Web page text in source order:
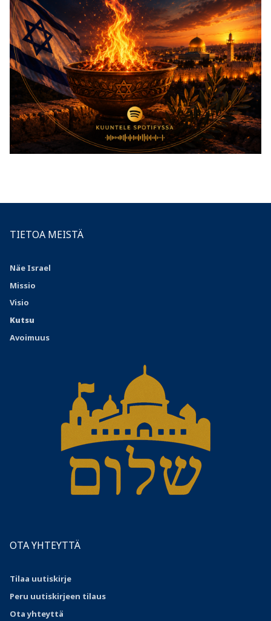
TIETOA MEISTÄ
Näe Israel
Missio
Visio
Kutsu
Avoimuus
OTA YHTEYTTÄ
Tilaa uutiskirje
Peru uutiskirjeen tilaus
Otayhteyttä